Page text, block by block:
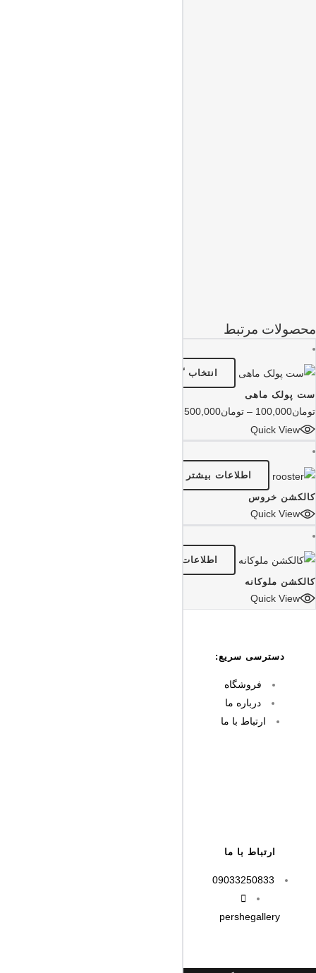
محصولات مرتبط
انتخاب گزینه‌ها
ست پولک ماهی
تومان100,000
– تومان500,000
Quick View
اطلاعات بیشتر
کالکشن خروس
Quick View
اطلاعات بیشتر
کالکشن ملوکانه
Quick View
ارتباط با ما
09033250833
pershegallery
دسترسی سریع:
فروشگاه
درباره ما
ارتباط با ما